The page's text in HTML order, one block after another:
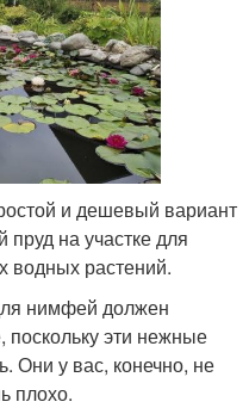
и дешевый вариант
на участке для
водных растений.
нимфей должен
поскольку эти нежные
Они у вас, конечно, не
плохо.